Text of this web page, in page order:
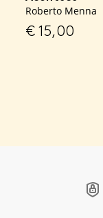
Roberto Menna
€15,00